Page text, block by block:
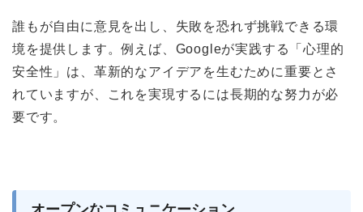
誰もが自由に意見を出し、失敗を恐れず挑戦できる環
境を提供します。例えば、Googleが実践する「心理的
安全性」は、革新的なアイデアを生むために重要とさ
れていますが、これを実現するには長期的な努力が必
要です。